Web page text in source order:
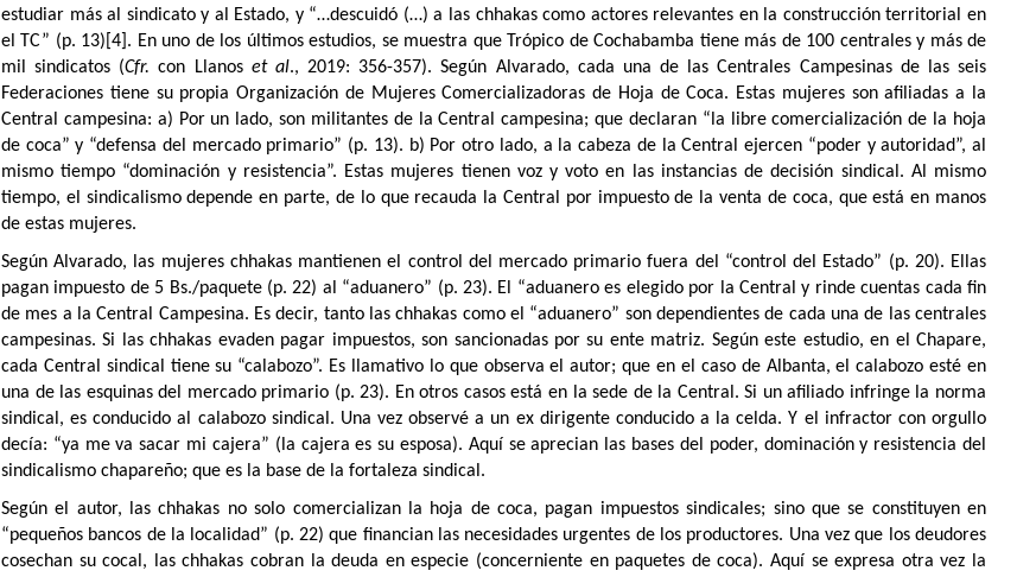
estudiar más al sindicato y al Estado, y “…descuidó (…) a las chhakas como actores relevantes en la construcción territorial en
el TC” (p. 13) [4] . En uno de los últimos estudios, se muestra que Trópico de Cochabamba tiene más de 100 centrales y más de
mil sindicatos (Cfr. con Llanos et al., 2019: 356-357). Según Alvarado, cada una de las Centrales Campesinas de las seis
Federaciones tiene su propia Organización de Mujeres Comercializadoras de Hoja de Coca. Estas mujeres son afiliadas a la
Central campesina: a) Por un lado, son militantes de la Central campesina; que declaran “la libre comercialización de la hoja
de coca” y “defensa del mercado primario” (p. 13). b) Por otro lado, a la cabeza de la Central ejercen “poder y autoridad”, al
mismo tiempo “dominación y resistencia”. Estas mujeres tienen voz y voto en las instancias de decisión sindical. Al mismo
tiempo, el sindicalismo depende en parte, de lo que recauda la Central por impuesto de la venta de coca, que está en manos
de estas mujeres.
Según Alvarado, las mujeres chhakas mantienen el control del mercado primario fuera del “control del Estado” (p. 20). Ellas
pagan impuesto de 5 Bs./paquete (p. 22) al “aduanero” (p. 23). El “aduanero es elegido por la Central y rinde cuentas cada fin
de mes a la Central Campesina. Es decir, tanto las chhakas como el “aduanero” son dependientes de cada una de las centrales
campesinas. Si las chhakas evaden pagar impuestos, son sancionadas por su ente matriz. Según este estudio, en el Chapare,
cada Central sindical tiene su “calabozo”. Es llamativo lo que observa el autor; que en el caso de Albanta, el calabozo esté en
una de las esquinas del mercado primario (p. 23). En otros casos está en la sede de la Central. Si un afiliado infringe la norma
sindical, es conducido al calabozo sindical. Una vez observé a un ex dirigente conducido a la celda. Y el infractor con orgullo
decía: “ya me va sacar mi cajera” (la cajera es su esposa). Aquí se aprecian las bases del poder, dominación y resistencia del
sindicalismo chapareño; que es la base de la fortaleza sindical.
Según el autor, las chhakas no solo comercializan la hoja de coca, pagan impuestos sindicales; sino que se constituyen en
“pequeños bancos de la localidad” (p. 22) que financian las necesidades urgentes de los productores. Una vez que los deudores
cosechan su cocal, las chhakas cobran la deuda en especie (concerniente en paquetes de coca). Aquí se expresa otra vez la